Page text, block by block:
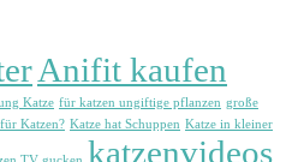
Anifit kaufen
Katze für katzen ungiftige pflanzen große
Katzen? Katze hat Schuppen Katze in kleiner
katzenvideos